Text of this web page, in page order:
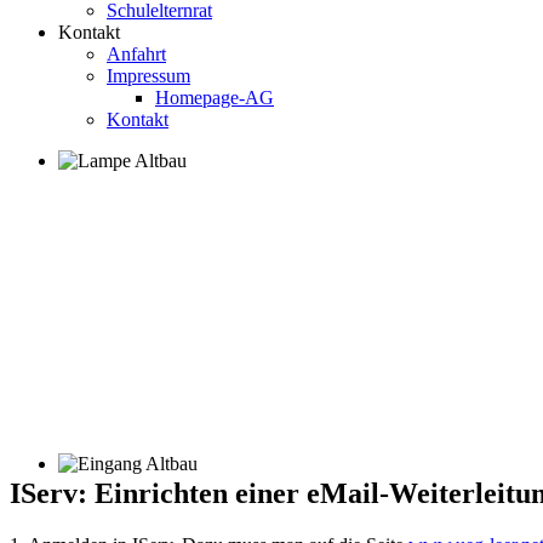
Schulelternrat
Kontakt
Anfahrt
Impressum
Homepage-AG
Kontakt
IServ: Einrichten einer eMail-